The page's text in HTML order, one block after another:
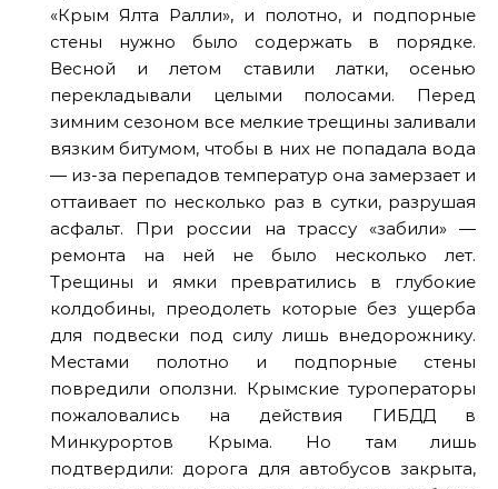
«Крым Ялта Ралли», и полотно, и подпорные
стены нужно было содержать в порядке.
Весной и летом ставили латки, осенью
перекладывали целыми полосами. Перед
зимним сезоном все мелкие трещины заливали
вязким битумом, чтобы в них не попадала вода
— из-за перепадов температур она замерзает и
оттаивает по несколько раз в сутки, разрушая
асфальт. При россии на трассу «забили» —
ремонта на ней не было несколько лет.
Трещины и ямки превратились в глубокие
колдобины, преодолеть которые без ущерба
для подвески под силу лишь внедорожнику.
Местами полотно и подпорные стены
повредили оползни. Крымские туроператоры
пожаловались на действия ГИБДД в
Минкурортов Крыма. Но там лишь
подтвердили: дорога для автобусов закрыта,